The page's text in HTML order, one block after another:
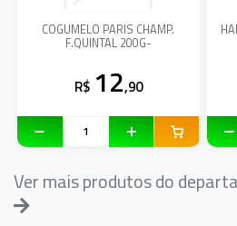
COGUMELO PARIS CHAMP.
F.QUINTAL 200G-
R$ 12,90
Ver mais produtos do